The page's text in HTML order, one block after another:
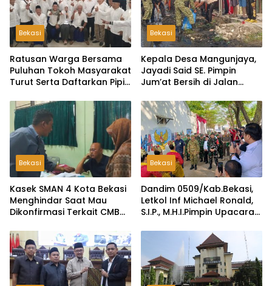
Bekasi
Ratusan Warga Bersama
Puluhan Tokoh Masyarakat
Turut Serta Daftarkan Pipit
Kepala Desa Lambangsari
Bekasi
Kepala Desa Mangunjaya,
Jayadi Said SE. Pimpin
Jum’at Bersih di Jalan
Bekasi
Kasek SMAN 4 Kota Bekasi
Menghindar Saat Mau
Dikonfirmasi Terkait CMB
Bekasi
Dandim 0509/Kab.Bekasi,
Letkol Inf Michael Ronald,
S.I.P., M.H.I.Pimpin Upacara
di Desa Wibawamulya